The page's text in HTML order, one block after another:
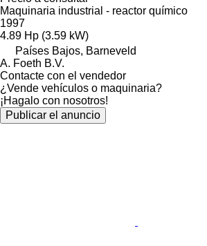
Maquinaria industrial - reactor químico
1997
4.89 Hp (3.59 kW)
Países Bajos, Barneveld
A. Foeth B.V.
Contacte con el vendedor
¿Vende vehículos o maquinaria?
¡Hagalo con nosotros!
Publicar el anuncio